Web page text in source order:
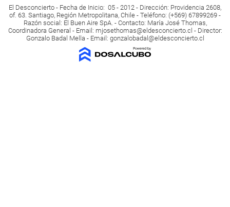
El Desconcierto - Fecha de Inicio: 05 - 2012 - Dirección: Providencia 2608,
of. 63. Santiago, Región Metropolitana, Chile - Teléfono: (+569) 67899269 -
Razón social: El Buen Aire SpA. - Contacto: María José Thomas,
Coordinadora General - Email: mjosethomas@eldesconcierto.cl - Director:
Gonzalo Badal Mella - Email: gonzalobadal@eldesconcierto.cl